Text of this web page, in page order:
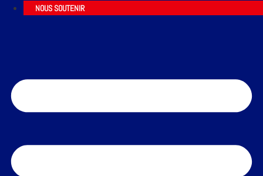
NOUS SOUTENIR